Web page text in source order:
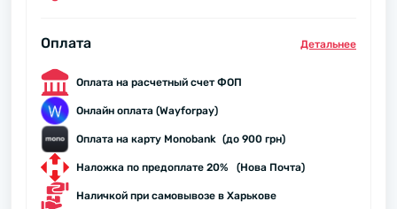
Оплата Детальнее
Оплата на расчетный счет ФОП
Онлайн оплата (Wayforpay)
Оплата на карту Monobank (до 900 грн)
Наложка по предоплате 20% (Нова Почта)
Наличкой при самовывозе в Харькове